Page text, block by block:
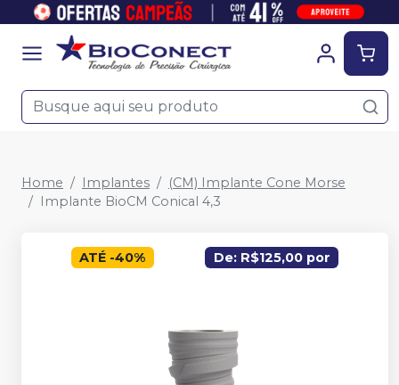
Home Implantes
(CM) Implante Cone Morse
Implante BioCM Conical 4,3
De: R$125,00 por
ATÉ -40%